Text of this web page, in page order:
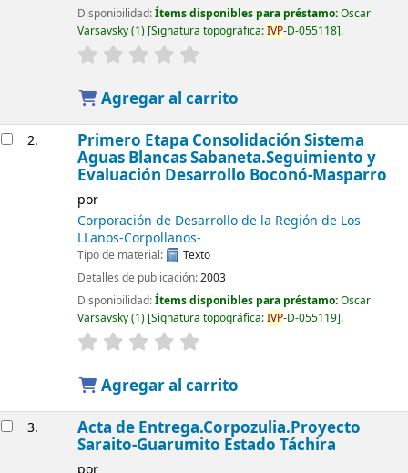
Disponibilidad:Ítems disponibles para préstamo:Oscar
Varsavsky(1) Signatura topográfica:IVP-D-055118 .
Agregar al carrito
2. Primero Etapa Consolidación Sistema
Aguas Blancas Sabaneta.Seguimiento y
Evaluación Desarrollo Boconó-Masparro
por
Corporación de Desarrollo de la Región de Los
LLanos-Corpollanos-
Tipo de material:
Texto
Detalles de publicación:2003
Disponibilidad:Ítems disponibles para préstamo:Oscar
Varsavsky(1) Signatura topográfica:IVP-D-055119 .
Agregar al carrito
3. Acta de Entrega.Corpozulia.Proyecto
Saraito-Guarumito Estado Táchira